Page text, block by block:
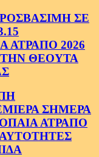
ΣΕ
ΑΤΡΑΠΟ 2026
ΘΕΟΥΤΑ
ΣΗΜΕΡΑ
ΑΤΡΑΠΟ